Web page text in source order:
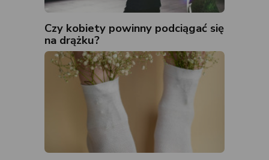
Czy kobiety powinny podciągać się
na drążku?